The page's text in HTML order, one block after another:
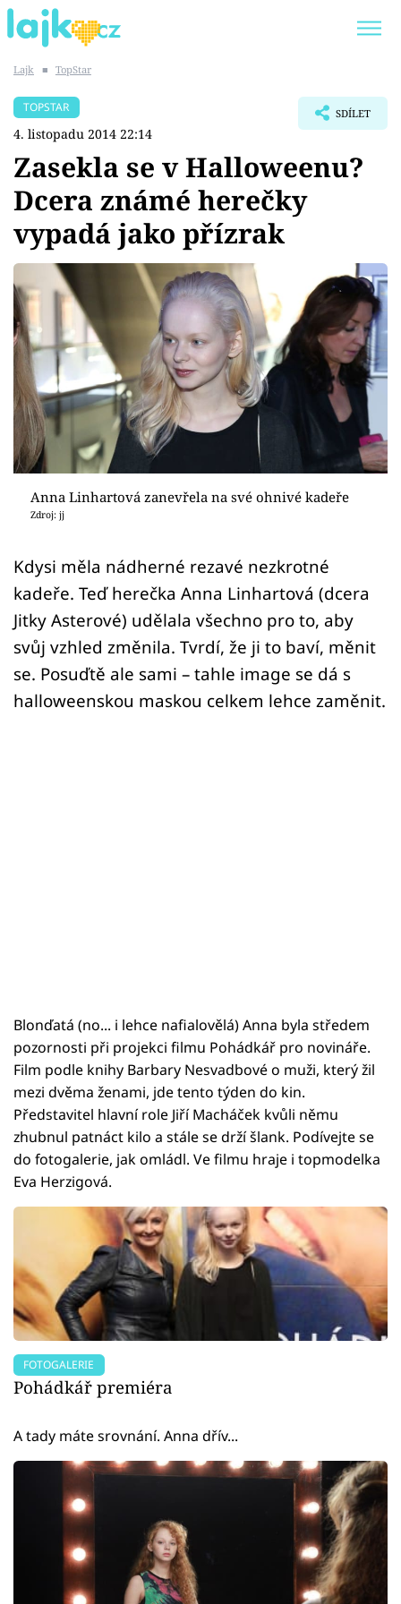
SHOPAHOLICADEL
Témata
Showbyznys
Youtubeři
Virály
Sex a vztahy
Videa
Sledujte prima+
Sledujte nás
Lajk ■ TopStar
TOPSTAR
4. listopadu 2014 22:14
SDÍLET
Zasekla se v Halloweenu?
Dcera známé herečky
vypadá jako přízrak
Anna Linhartová zanevřela na své ohnivé kadeře
Zdroj: jj
Kdysi měla nádherné rezavé nezkrotné
kadeře. Teď herečka Anna Linhartová (dcera
Jitky Asterové) udělala všechno pro to, aby
svůj vzhled změnila. Tvrdí, že ji to baví, měnit
se. Posuďtě ale sami – tahle image se dá s
halloweenskou maskou celkem lehce zaměnit.
Blonďatá (no... i lehce nafialovělá) Anna byla středem
pozornosti při projekci filmu Pohádkář pro novináře.
Film podle knihy Barbary Nesvadbové o muži, který žil
mezi dvěma ženami, jde tento týden do kin.
Představitel hlavní role Jiří Macháček kvůli němu
zhubnul patnáct kilo a stále se drží šlank. Podívejte se
do fotogalerie, jak omládl. Ve filmu hraje i topmodelka
Eva Herzigová.
FOTOGALERIE
Pohádkář premiéra
A tady máte srovnání. Anna dřív...